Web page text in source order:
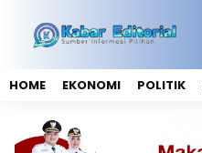
HOME EKONOMI POLITIK